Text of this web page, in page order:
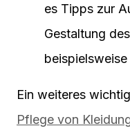
es Tipps zur
Gestaltung
Ein weiteres
Pflege von